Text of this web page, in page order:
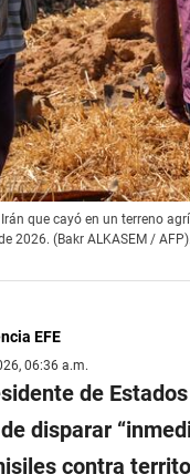
que cayó en un terreno
2026. (Bakr ALKASEM / AFP).
EFE
06:36 a.m.
de
disparar
contra